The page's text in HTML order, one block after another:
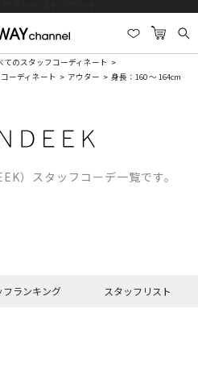
てのスタッフコーディネート
ーディネート アウター 身長：160 ～ 164cm
）スタッフコーデ一覧です。
フランキング スタッフリスト